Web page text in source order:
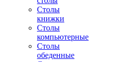
Столы
книжки
Столы
компьютерные
Столы
обеденные